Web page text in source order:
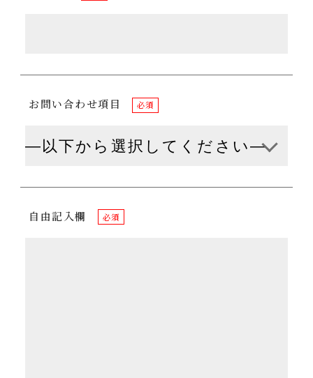
お問い合わせ項目 必須
自由記入欄 必須